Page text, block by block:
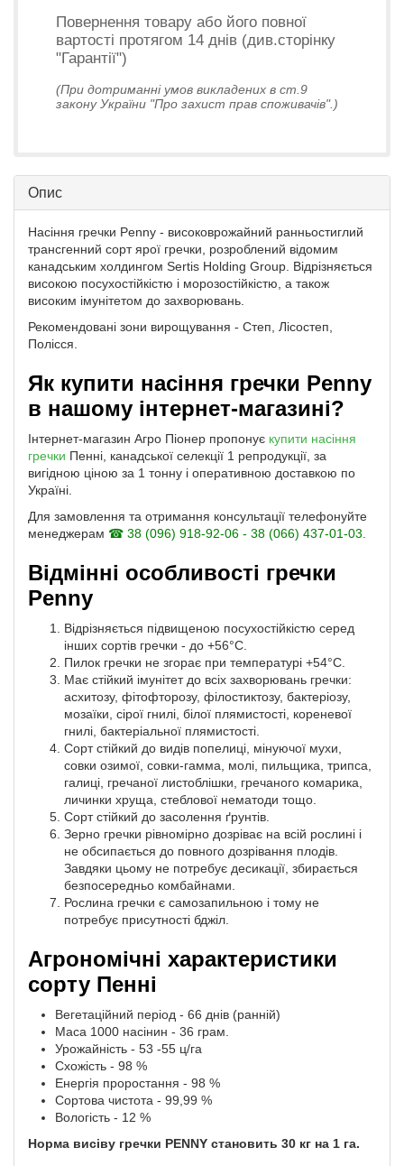
Повернення товару або його повної
вартості протягом 14 днів (див.сторінку
"Гарантії")
(При дотриманні умов викладених в ст.9
закону України "Про захист прав споживачів".)
Опис
Насіння гречки Penny - високоврожайний ранньостиглий
трансгенний сорт ярої гречки, розроблений відомим
канадським холдингом Sertis Holding Group. Відрізняється
високою посухостійкістю і морозостійкістю, а також
високим імунітетом до захворювань.
Рекомендовані зони вирощування - Степ, Лісостеп,
Полісся.
Як купити насіння гречки Penny
в нашому інтернет-магазині?
Інтернет-магазин Агро Піонер пропонує купити насіння
гречки Пенні, канадської селекції 1 репродукції, за
вигідною ціною за 1 тонну і оперативною доставкою по
Україні.
Для замовлення та отримання консультації телефонуйте
менеджерам ☎ 38 (096) 918-92-06 - 38 (066) 437-01-03.
Відмінні особливості гречки
Penny
Відрізняється підвищеною посухостійкістю серед
інших сортів гречки - до +56°С.
Пилок гречки не згорає при температурі +54°С.
Має стійкий імунітет до всіх захворювань гречки:
асхитозу, фітофторозу, філостиктозу, бактеріозу,
мозаїки, сірої гнилі, білої плямистості, кореневої
гнилі, бактеріальної плямистості.
Сорт стійкий до видів попелиці, мінуючої мухи,
совки озимої, совки-гамма, молі, пильщика, трипса,
галиці, гречаної листоблішки, гречаного комарика,
личинки хруща, стеблової нематоди тощо.
Сорт стійкий до засолення ґрунтів.
Зерно гречки рівномірно дозріває на всій рослині і
не обсипається до повного дозрівання плодів.
Завдяки цьому не потребує десикації, збирається
безпосередньо комбайнами.
Рослина гречки є самозапильною і тому не
потребує присутності бджіл.
Агрономічні характеристики
сорту Пенні
Вегетаційний період - 66 днів (ранній)
Маса 1000 насінин - 36 грам.
Урожайність - 53 -55 ц/га
Схожість - 98 %
Енергія проростання - 98 %
Сортова чистота - 99,99 %
Вологість - 12 %
Норма висіву гречки PENNY становить 30 кг на 1 га.